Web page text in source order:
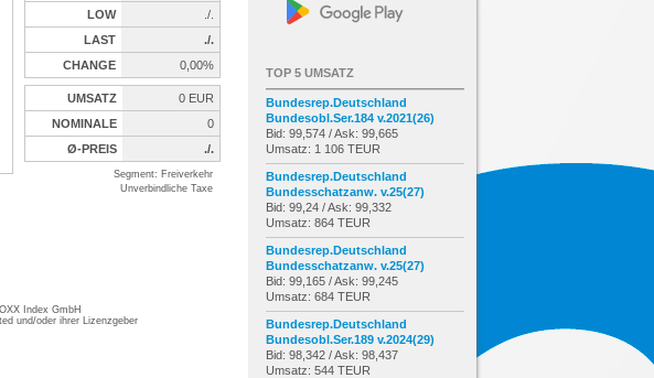
LOW
./.
LAST
./.
CHANGE
0,00%
UMSATZ
0 EUR
NOMINALE
0
Ø-PREIS
./.
Segment: Freiverkehr
Unverbindliche Taxe
Index GmbH
und/oder ihrer Lizenzgeber
TOP 5 UMSATZ
Bundesrep.Deutschland
Bundesobl.Ser.184 v.2021(26)
Bid: 99,574 / Ask: 99,665
Umsatz: 1 106 TEUR
Bundesrep.Deutschland
Bundesschatzanw. v.25(27)
Bid: 99,24 / Ask: 99,332
Umsatz: 864 TEUR
Bundesrep.Deutschland
Bundesschatzanw. v.25(27)
Bid: 99,165 / Ask: 99,245
Umsatz: 684 TEUR
Bundesrep.Deutschland
Bundesobl.Ser.189 v.2024(29)
Bid: 98,342 / Ask: 98,437
Umsatz: 544 TEUR